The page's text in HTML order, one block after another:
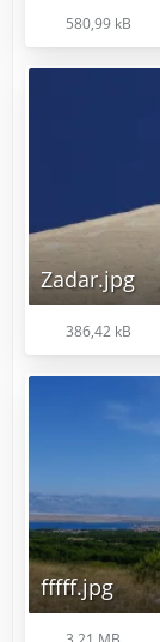
580,99 kB
Zadar.jpg
386,42 kB
fffff.jpg